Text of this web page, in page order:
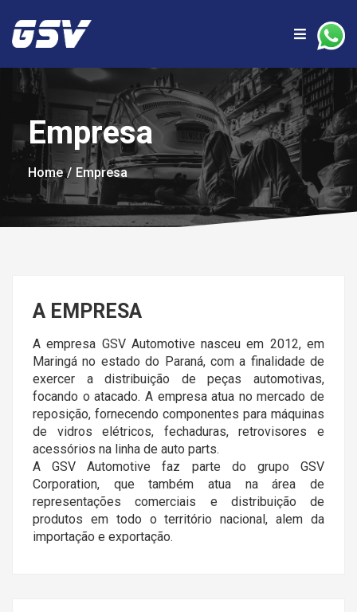
Empresa
Home Empresa
A EMPRESA
A empresa GSV Automotive nasceu em 2012, em
Maringá no estado do Paraná, com a finalidade de
exercer a distribuição de peças automotivas,
focando o atacado. A empresa atua no mercado de
reposição, fornecendo componentes para máquinas
de vidros elétricos, fechaduras, retrovisores e
acessórios na linha de auto parts.
A GSV Automotive faz parte do grupo GSV
Corporation, que também atua na área de
representações comerciais e distribuição de
produtos em todo o território nacional, alem da
importação e exportação.